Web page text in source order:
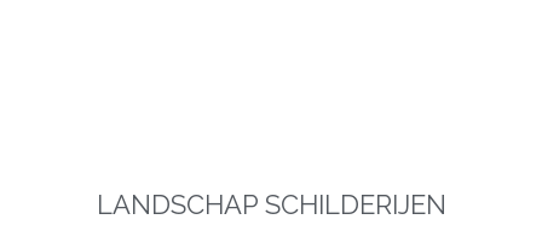
LANDSCHAP SCHILDERIJEN